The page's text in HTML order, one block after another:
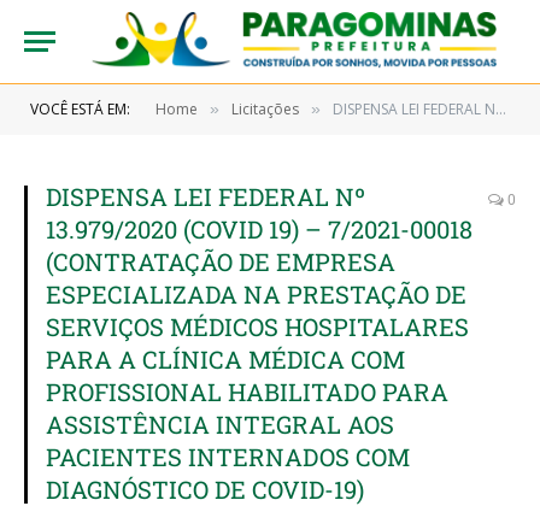
VOCÊ ESTÁ EM: Home » Licitações » DISPENSA LEI FEDERAL Nº 13.979/2020 (COVID 19) – 7/2021-00018 (CONTRATAÇÃO DE EMPRESA ESPECIALIZADA NA PRESTAÇÃO DE SERVIÇOS MÉDICOS HOSPITALARES PARA A CLÍNICA MÉDICA COM PROFISSIONAL HABILITADO PARA ASSISTÊNCIA INTEGRAL AOS PACIENTES INTERNADOS COM DIAGNÓSTICO DE COVID-19)
DISPENSA LEI FEDERAL Nº
13.979/2020 (COVID 19) – 7/2021-00018
(CONTRATAÇÃO DE EMPRESA
ESPECIALIZADA NA PRESTAÇÃO DE
SERVIÇOS MÉDICOS HOSPITALARES
PARA A CLÍNICA MÉDICA COM
PROFISSIONAL HABILITADO PARA
ASSISTÊNCIA INTEGRAL AOS
PACIENTES INTERNADOS COM
DIAGNÓSTICO DE COVID-19)
0